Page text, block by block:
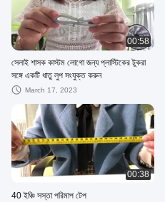
00:58
সেলাই শাসক কাস্টম লোগো জন্য প্লাস্টিকের টুকরা
সঙ্গে একটি ধাতু লুপ সংযুক্ত করুন
March 17, 2023
00:38
40 ইঞ্চি সস্তা পরিমাপ টেপ